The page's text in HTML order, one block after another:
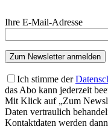
ses
te
die­
Feld leer.
Ihre E‑Mail-Adresse
Ich stim­me der
das Abo kann jeder­zeit
Mit Klick auf „Zum
Daten ver­trau­lich
Kon­takt­da­ten wer­den